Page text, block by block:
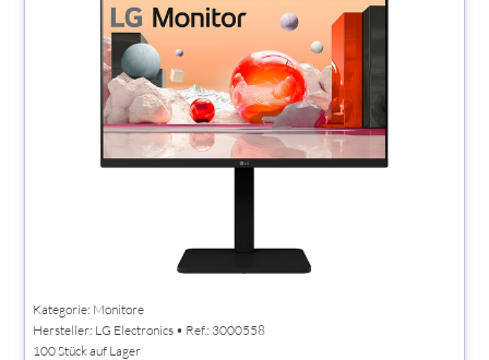
Kategorie: Monitore
Hersteller: LG Electronics • Ref.: 3000558
100 Stück auf Lager